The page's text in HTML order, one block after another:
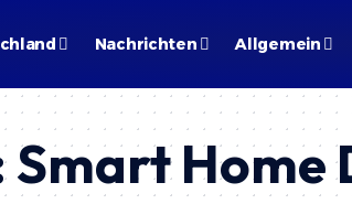
Nachrichten Allgemein
Smart Home